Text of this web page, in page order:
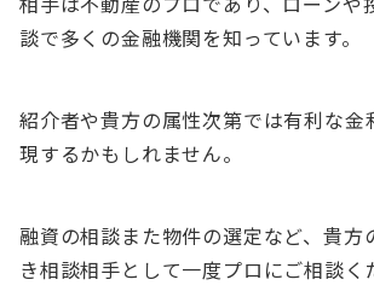
談で多くの金融機関を知っています。
紹介者や貴方の属性次第では有利な金
現するかもしれません。
融資の相談また物件の選定など、貴方
き相談相手として一度プロにご相談く